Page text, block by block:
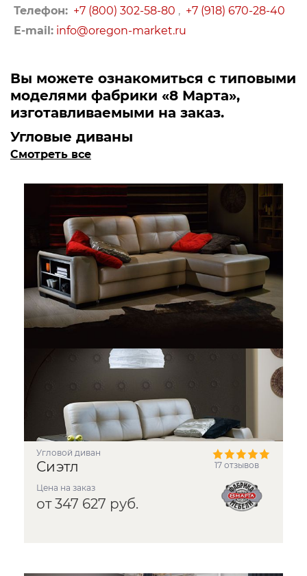
Телефон: +7 (800) 302-58-80 , +7 (918) 670-28-40
E-mail: info@oregon-market.ru
Вы можете ознакомиться с типовыми
моделями фабрики «8 Марта»,
изготавливаемыми на заказ.
Угловые диваны
Смотреть все
угловой диван
Сиэтл
Цена на заказ
от 347 627 руб.
17 отзывов